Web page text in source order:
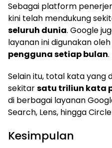
Sebagai platform
kini telah mendukung
seluruh dunia. Google
layanan ini digunakan
pengguna setiap bulan.
Selain itu, total kata yang
sekitarsatu triliun kata
di berbagai layanan
Search, Lens, hingga
Kesimpulan